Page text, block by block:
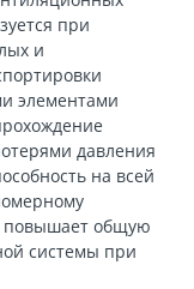
при
и
элементами
давления
на всей
повышает общую
системы при